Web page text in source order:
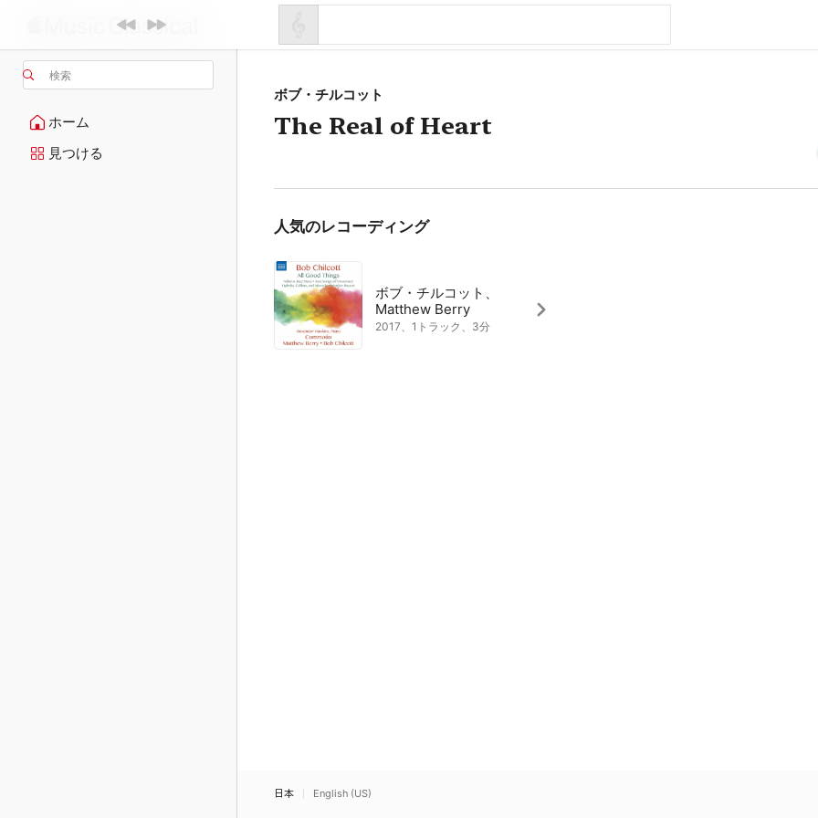
検索
ホーム
見つける
ボブ・チルコット
The Real of Heart
人気のレコーディング
ボブ・チルコット、
Matthew Berry
2017、1トラック、3分
日本 English (US)